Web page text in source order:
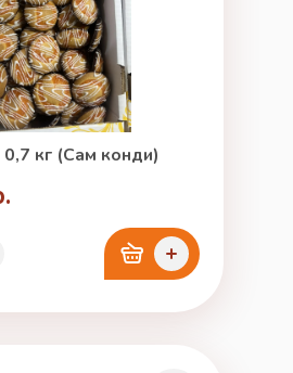
кг (Сам конди)